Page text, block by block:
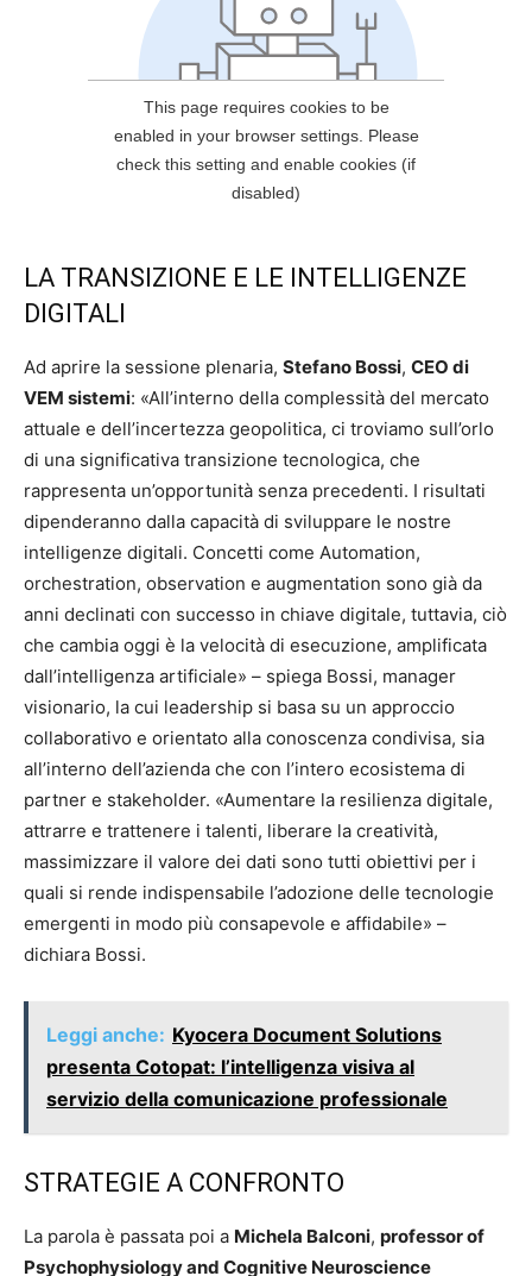
LA TRANSIZIONE E LE INTELLIGENZE
DIGITALI
Ad aprire la sessione plenaria, Stefano Bossi, CEO di
VEM sistemi: «All’interno della complessità del mercato
attuale e dell’incertezza geopolitica, ci troviamo sull’orlo
di una significativa transizione tecnologica, che
rappresenta un’opportunità senza precedenti. I risultati
dipenderanno dalla capacità di sviluppare le nostre
intelligenze digitali. Concetti come Automation,
orchestration, observation e augmentation sono già da
anni declinati con successo in chiave digitale, tuttavia, ciò
che cambia oggi è la velocità di esecuzione, amplificata
dall’intelligenza artificiale» – spiega Bossi, manager
visionario, la cui leadership si basa su un approccio
collaborativo e orientato alla conoscenza condivisa, sia
all’interno dell’azienda che con l’intero ecosistema di
partner e stakeholder. «Aumentare la resilienza digitale,
attrarre e trattenere i talenti, liberare la creatività,
massimizzare il valore dei dati sono tutti obiettivi per i
quali si rende indispensabile l’adozione delle tecnologie
emergenti in modo più consapevole e affidabile» –
dichiara Bossi.
Leggi anche: Kyocera Document Solutions
presenta Cotopat: l’intelligenza visiva al
servizio della comunicazione professionale
STRATEGIE A CONFRONTO
La parola è passata poi a Michela Balconi, professor of
Psychophysiology and Cognitive Neuroscience